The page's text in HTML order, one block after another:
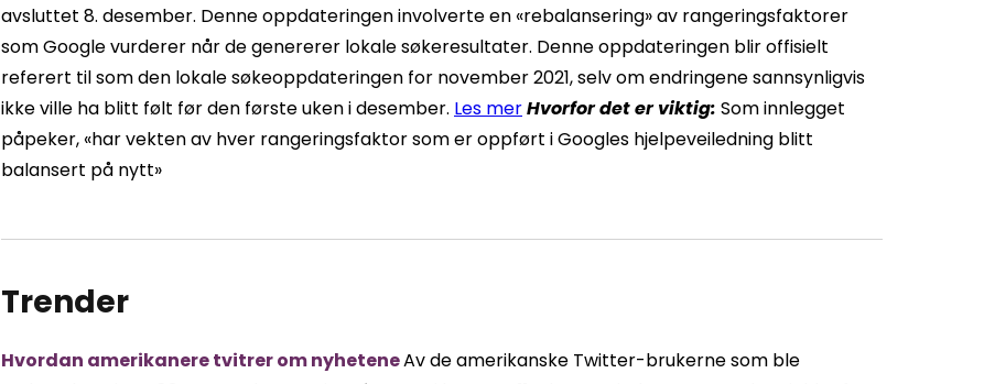
avsluttet 8. desember. Denne oppdateringen involverte en «rebalansering» av rangeringsfaktorer
som Google vurderer når de genererer lokale søkeresultater. Denne oppdateringen blir offisielt
referert til som den lokale søkeoppdateringen for november 2021, selv om endringene sannsynligvis
ikke ville ha blitt følt før den første uken i desember. Les merHvorfor deter viktig: Som innlegget
påpeker, «har vekten av hver rangeringsfaktor som er oppført i Googles hjelpeveiledning blitt
balansert på nytt»
Trender
Hvordan amerikanere tvitrer om nyheteneAv de amerikanske Twitter-brukerne som ble